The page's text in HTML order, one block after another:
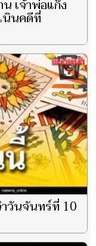
เจ้าพ่อแก๊ง
นินคดีที่
วันจันทร์ที่ 10